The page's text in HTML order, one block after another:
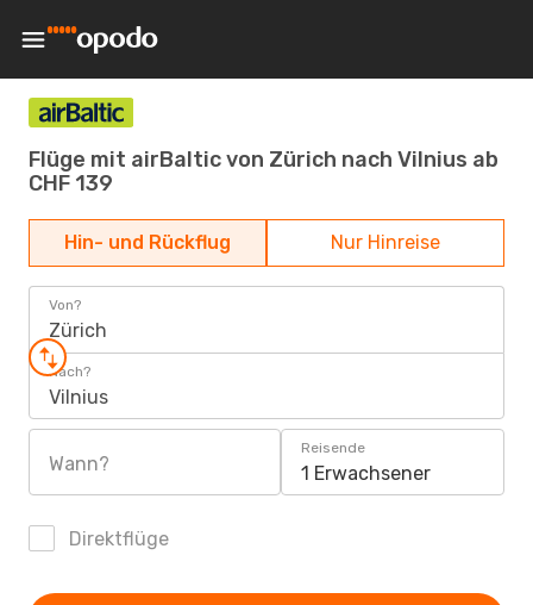
Flüge mit airBaltic von Zürich nach Vilnius ab
CHF 139
Hin- und Rückflug Nur Hinreise
Von?
Zürich
Nach?
Vilnius
Wann?
Reisende
1 Erwachsener
Direktflüge